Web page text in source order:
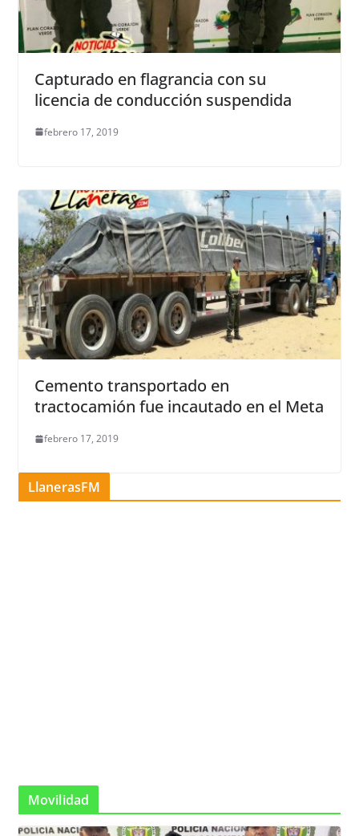
Capturado en flagrancia con su
licencia de conducción suspendida
febrero 17, 2019
Cemento transportado en
tractocamión fue incautado en el Meta
febrero 17, 2019
LlanerasFM
Movilidad